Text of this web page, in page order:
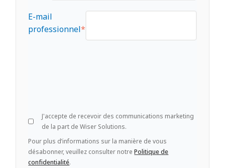
E-mail
professionnel*
J'accepte de recevoir des communications marketing
de la part de Wiser Solutions.
Pour plus d’informations sur la manière de vous
désabonner, veuillez consulter notrePolitique de
confidentialité.